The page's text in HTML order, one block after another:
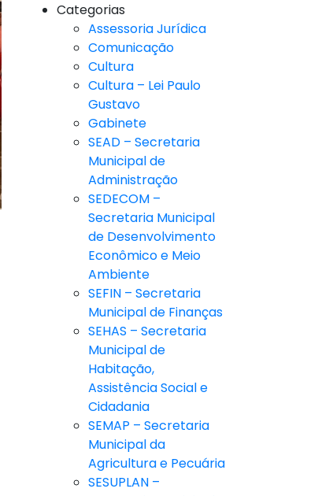
Categorias
Assessoria Jurídica
Comunicação
Cultura
Cultura – Lei Paulo
Gustavo
Gabinete
SEAD – Secretaria
Municipal de
Administração
SEDECOM –
Secretaria Municipal
de Desenvolvimento
Econômico e Meio
Ambiente
SEFIN – Secretaria
Municipal de Finanças
SEHAS – Secretaria
Municipal de
Habitação,
Assistência Social e
Cidadania
SEMAP – Secretaria
Municipal da
Agricultura e Pecuária
SESUPLAN –